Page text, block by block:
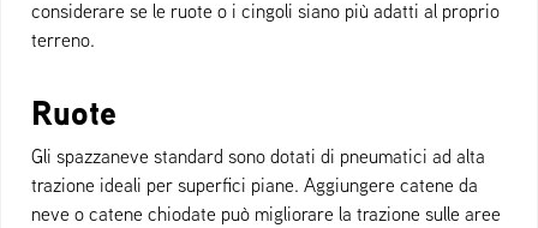
considerare se le ruote o i cingoli siano più adatti al proprio
terreno.
Ruote
Gli spazzaneve standard sono dotati di pneumatici ad alta
trazione ideali per superfici piane. Aggiungere catene da
neve o catene chiodate può migliorare la trazione sulle aree